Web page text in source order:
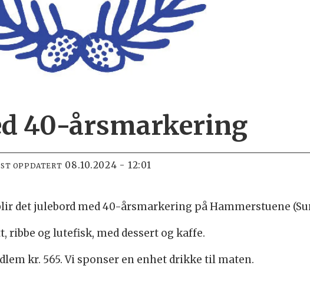
40-årsmarkering
OPPDATERT 08.10.2024 - 12:01
det julebord med 40-årsmarkering på Hammerstuene
ribbe og lutefisk, med dessert og kaffe.
kr. 565. Vi sponser en enhet drikke til maten.